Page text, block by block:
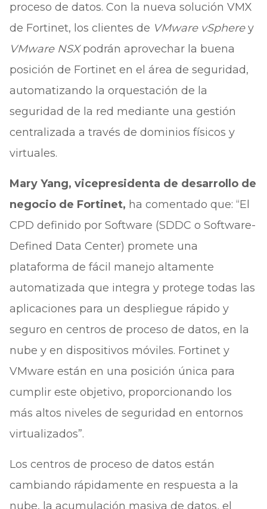
proceso de datos. Con la nueva solución VMX
de Fortinet, los clientes de VMware vSpherey
VMware NSXpodrán aprovechar la buena
posición de Fortinet en el área de seguridad,
automatizando la orquestación de la
seguridad de la red mediante una gestión
centralizada a través de dominios físicos y
virtuales.
Mary Yang, vicepresidenta de desarrollo de
negocio de Fortinet, ha comentado que: “El
CPD definido por Software (SDDC o Software-
Defined Data Center) promete una
plataforma de fácil manejo altamente
automatizada que integra y protege todas las
aplicaciones para un despliegue rápido y
seguro en centros de proceso de datos, en la
nube y en dispositivos móviles. Fortinet y
VMware están en una posición única para
cumplir este objetivo, proporcionando los
más altos niveles de seguridad en entornos
virtualizados”.
Los centros de proceso de datos están
cambiando rápidamente en respuesta a la
nube, la acumulación masiva de datos, el